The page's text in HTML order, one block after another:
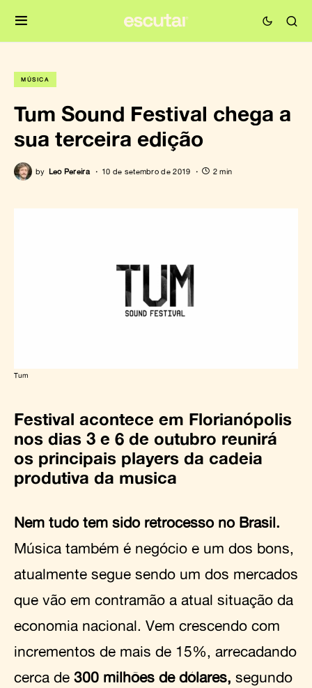
MÚSICA
Tum Sound Festival chega a
sua terceira edição
by Leo Pereira 10 de setembro de 2019 2 min
Tum
Festival acontece em Florianópolis
nos dias 3 e 6 de outubro reunirá
os principais players da cadeia
produtiva da musica
Nem tudo tem sido retrocesso no Brasil.
Música também é negócio e um dos bons,
atualmente segue sendo um dos mercados
que vão em contramão a atual situação da
economia nacional. Vem crescendo com
incrementos de mais de 15%, arrecadando
cerca de 300 milhões de dólares, segundo